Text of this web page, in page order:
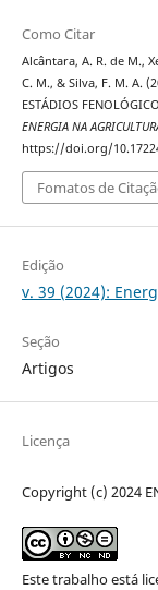
Como Citar
Alcântara, A. R. de M.,
C. M., & Silva, F. M. A.
ESTÁDIOS
ENERGIA NA
https://doi.org/
Fomatos de
Edição
v. 39 (2024):
Seção
Artigos
Licença
Copyright (c) 2024
Este trabalho está